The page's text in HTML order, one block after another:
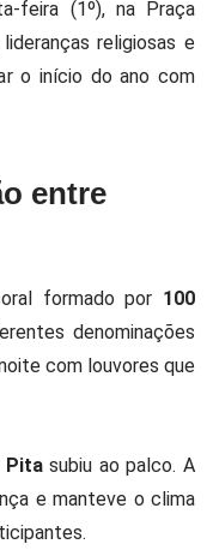
feira (1º), na Praça
religiosas e
o início do ano com
entre
formado por 100
denominações
com louvores que
Pitasubiu ao palco. A
e manteve o clima